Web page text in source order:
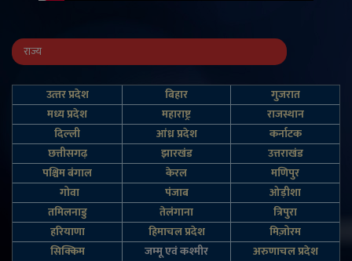
राज्य
उत्‍तर प्रदेश बिहार
गुजरात
मध्य प्रदेश
महाराष्ट्र
राजस्थान
दिल्‍ली
आंध्र प्रदेश
कर्नाटक
छत्तीसगढ़
झारखंड
उत्तराखंड
पश्चिम बंगाल
केरल
मणिपुर
गोवा
पंजाब
ओड़ीशा
तमिलनाडु
तेलंगाना
त्रिपुरा
हरियाणा
हिमाचल प्रदेश
मिज़ोरम
सिक्किम
जम्‍मू एवं कश्‍मीर अरुणाचल प्रदेश